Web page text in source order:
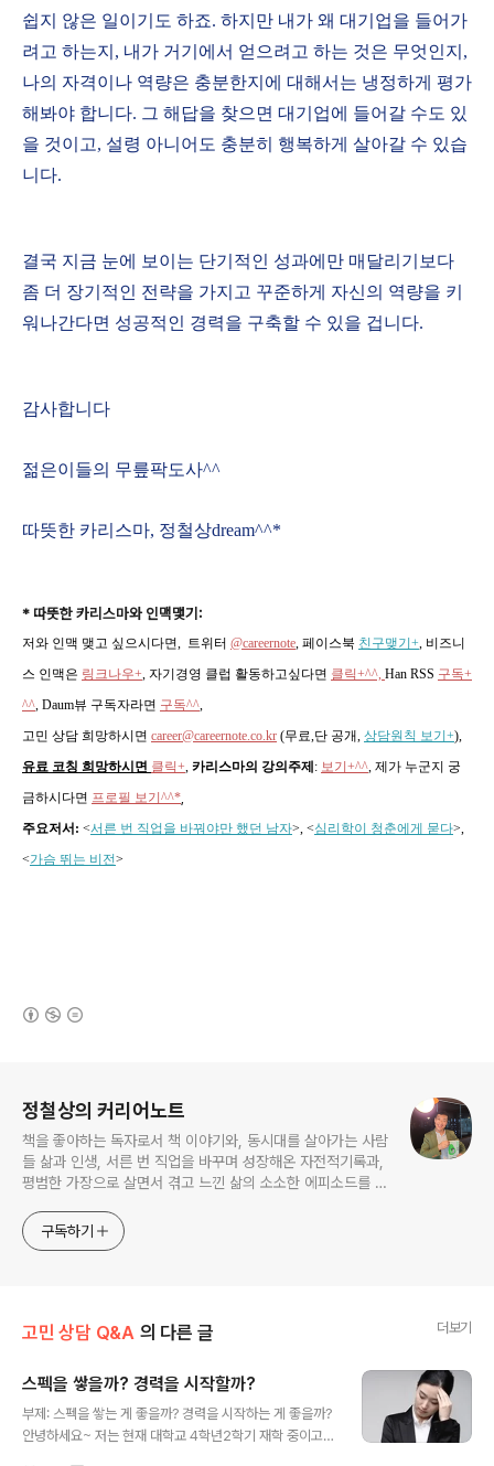
쉽지 않은 일이기도 하죠. 하지만 내가 왜 대기업을 들어가
려고 하는지, 내가 거기에서 얻으려고 하는 것은 무엇인지,
나의 자격이나 역량은 충분한지에 대해서는 냉정하게 평가
해봐야 합니다. 그 해답을 찾으면 대기업에 들어갈 수도 있
을 것이고, 설령 아니어도 충분히 행복하게 살아갈 수 있습
니다.
결국 지금 눈에 보이는 단기적인 성과에만 매달리기보다
좀 더 장기적인 전략을 가지고 꾸준하게 자신의 역량을 키
워나간다면 성공적인 경력을 구축할 수 있을 겁니다.
감사합니다
젊은이들의 무릎팍도사^^
따뜻한 카리스마, 정철상dream^^*
* 따뜻한 카리스마와 인맥맺기:
저와 인맥 맺고 싶으시다면, 트위터 @careernote, 페이스북 친구맺기+, 비즈니
스 인맥은 링크나우+, 자기경영 클럽 활동하고싶다면 클릭+^^, Han RSS 구독+
^^, Daum뷰 구독자라면 구독^^,
고민 상담 희망하시면 career@careernote.co.kr (무료,단 공개, 상담원칙 보기+),
유료 코칭 희망하시면 클릭+, 카리스마의 강의주제 : 보기+^^, 제가 누군지 궁
금하시다면 프로필 보기^^*
주요저서: <서른 번 직업을 바꿔야만 했던 남자>, <심리학이 청춘에게 묻다>,
<가슴 뛰는 비전>
정철상의 커리어노트
책을 좋아하는 독자로서 책 이야기와, 동시대를 살아가는 사람
들 삶과 인생, 서른 번 직업을 바꾸며 성장해온 자전적기록과,
평범한 가장으로 살면서 겪고 느낀 삶의 소소한 에피소드를 전
고픈 커리어코치, 유튜브: 정교수의 인생수업
구독하기
고민 상담 Q&A 의 다른 글 더보기
스펙을 쌓을까? 경력을 시작할까?
부제: 스펙을 쌓는 게 좋을까? 경력을 시작하는 게 좋을까?
안녕하세요~ 저는 현재 대학교 4학년2학기 재학 중이고,